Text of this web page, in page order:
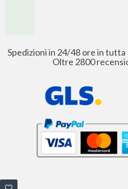
Spedizioni in 24/48 ore in
Oltre 2800